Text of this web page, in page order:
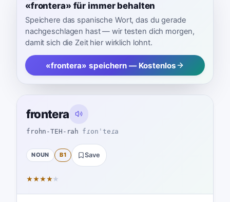
«frontera» für immer behalten
Speichere das spanische Wort, das du gerade
nachgeschlagen hast — wir testen dich morgen,
damit sich die Zeit hier wirklich lohnt.
«frontera» speichern — Kostenlos
frontera
frohn-TEH-rah fɾonˈteɾa
NOUN B1 Save
★★★★★